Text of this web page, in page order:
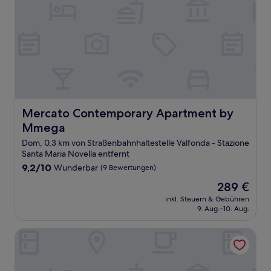
Mercato Contemporary Apartment by
Mmega
Mercato Contemporary Apartment by Mmega
Dom, 0,3 km von Straßenbahnhaltestelle Valfonda - Stazione
Santa Maria Novella entfernt
9.2
9,2/10 Wunderbar (9 Bewertungen)
Der
Preis
beträgt
289 €
inkl. Steuern & Gebühren
9. Aug.–10. Aug.